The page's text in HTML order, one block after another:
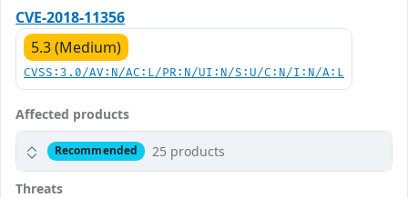
CVE-2018-11356
5.3 (Medium)
CVSS:3.0/AV:N/AC:L/PR:N/UI:N/S:U/C:N/I:N/A:L
Affected products
Recommended 25 products
Threats